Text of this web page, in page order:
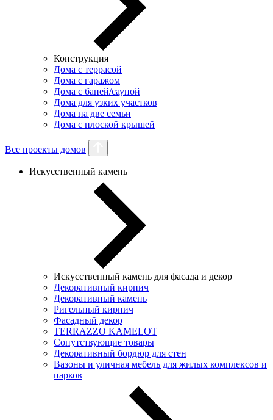
Конструкция
Дома с террасой
Дома с гаражом
Дома с баней/сауной
Дома для узких участков
Дома на две семьи
Дома с плоской крышей
Все проекты домов
Искусственный камень
Искусственный камень для фасада и декор
Декоративный кирпич
Декоративный камень
Ригельный кирпич
Фасадный декор
TERRAZZO KAMELOT
Сопутствующие товары
Декоративный бордюр для стен
Вазоны и уличная мебель для жилых комплексов и
парков